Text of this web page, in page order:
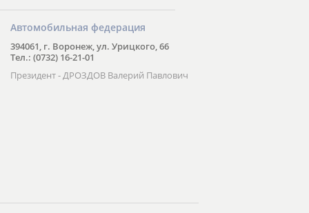
Автомобильная федерация
394061, г. Воронеж, ул. Урицкого, 66
Тел.: (0732) 16-21-01
Президент - ДРОЗДОВ Валерий Павлович